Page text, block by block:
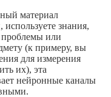
материал
знания,
проблемы или
(к примеру, вы
для измерения
их), эта
нейронные каналы